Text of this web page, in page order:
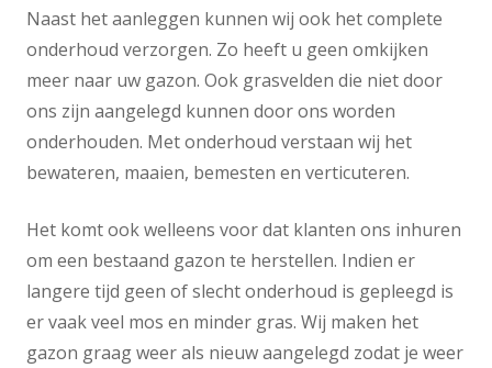
Naast het aanleggen kunnen wij ook het complete
onderhoud verzorgen. Zo heeft u geen omkijken
meer naar uw gazon. Ook grasvelden die niet door
ons zijn aangelegd kunnen door ons worden
onderhouden. Met onderhoud verstaan wij het
bewateren, maaien, bemesten en verticuteren.
Het komt ook welleens voor dat klanten ons inhuren
om een bestaand gazon te herstellen. Indien er
langere tijd geen of slecht onderhoud is gepleegd is
er vaak veel mos en minder gras. Wij maken het
gazon graag weer als nieuw aangelegd zodat je weer